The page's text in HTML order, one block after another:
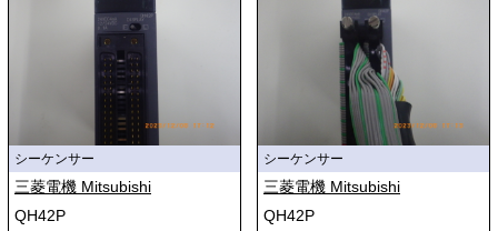
シーケンサー
三菱電機 Mitsubishi
QH42P
シーケンサー
三菱電機 Mitsubishi
QH42P